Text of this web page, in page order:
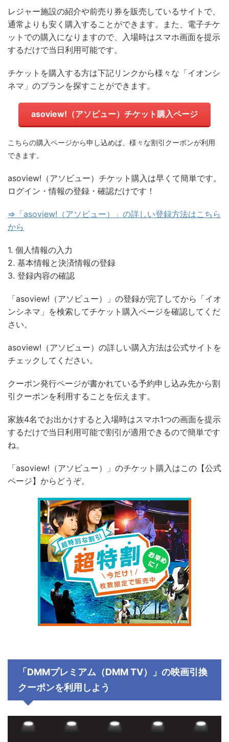
レジャー施設の紹介や前売り券を販売しているサイトで、
通常よりも安く購入することができます。また、電子チケ
ットでの購入になりますので、入場時はスマホ画面を提示
するだけで当日利用可能です。
チケットを購入する方は下記リンクから様々な「イオンシ
ネマ」のプランを探すことができます。
asoview!（アソビュー）チケット購入ページ
こちらの購入ページから申し込めば、様々な割引クーポンが利用
できます。
asoview!（アソビュー）チケット購入は早くて簡単です。
ログイン・情報の登録・確認だけです！
⇒「asoview!（アソビュー）」の詳しい登録方法はこちら
から
1. 個人情報の入力
2. 基本情報と決済情報の登録
3. 登録内容の確認
「asoview!（アソビュー）」の登録が完了してから「イオ
ンシネマ」を検索してチケット購入ページを確認してくだ
さい。
asoview!（アソビュー）の詳しい購入方法は公式サイトを
チェックしてください。
クーポン発行ページが書かれている予約申し込み先から割
引クーポンを利用することを伝えます。
家族4名でお出かけすると入場時はスマホ1つの画面を提示
するだけで当日利用可能で割引が適用できるので簡単です
ね。
「asoview!（アソビュー）」のチケット購入はこの【公式
ページ】からどうぞ。
「DMMプレミアム（DMM TV）」の映画引換
クーポンを利用しよう